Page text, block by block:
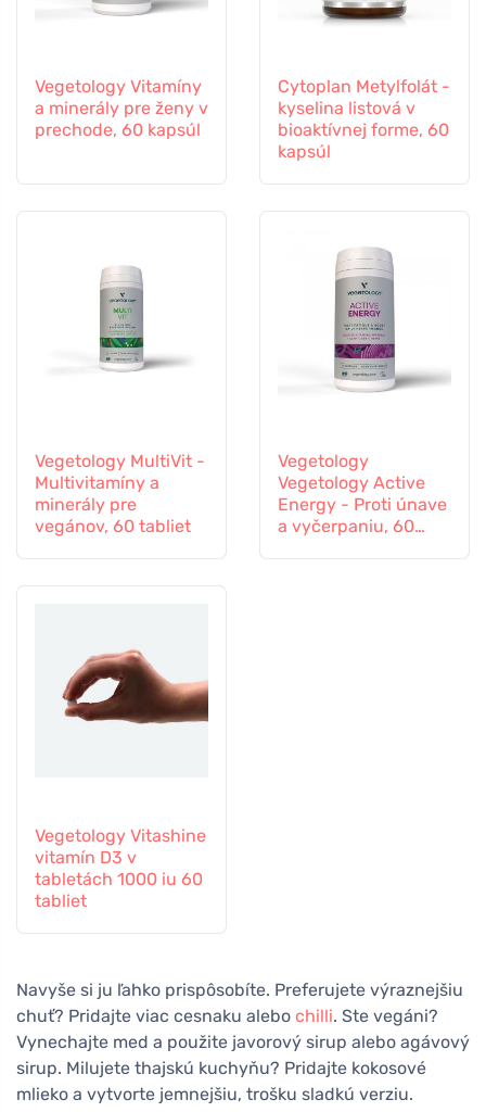
Vegetology Vitamíny
a minerály pre ženy v
prechode, 60 kapsúl
Cytoplan Metylfolát -
kyselina listová v
bioaktívnej forme, 60
kapsúl
Vegetology MultiVit -
Multivitamíny a
minerály pre
vegánov, 60 tabliet
Vegetology
Vegetology Active
Energy - Proti únave
a vyčerpaniu, 60
Vegetology Vitashine
vitamín D3 v
tabletách 1000 iu 60
tabliet
Navyše si ju ľahko prispôsobíte. Preferujete výraznejšiu
chuť? Pridajte viac cesnaku alebo chilli. Ste vegáni?
Vynechajte med a použite javorový sirup alebo agávový
sirup. Milujete thajskú kuchyňu? Pridajte kokosové
mlieko a vytvorte jemnejšiu, trošku sladkú verziu.